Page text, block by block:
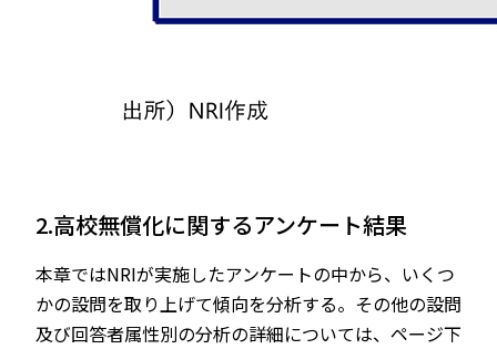
2.高校無償化に関するアンケート結果
本章ではNRIが実施したアンケートの中から、いくつ
かの設問を取り上げて傾向を分析する。その他の設問
及び回答者属性別の分析の詳細については、ページ下